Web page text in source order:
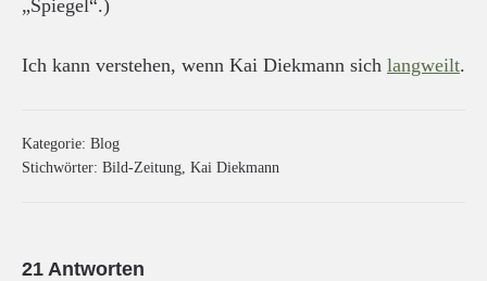
„Spiegel“.)
Ich kann verstehen, wenn Kai Diekmann sich langweilt.
Kategorie: Blog
Stichwörter: Bild-Zeitung, Kai Diekmann
21 Antworten